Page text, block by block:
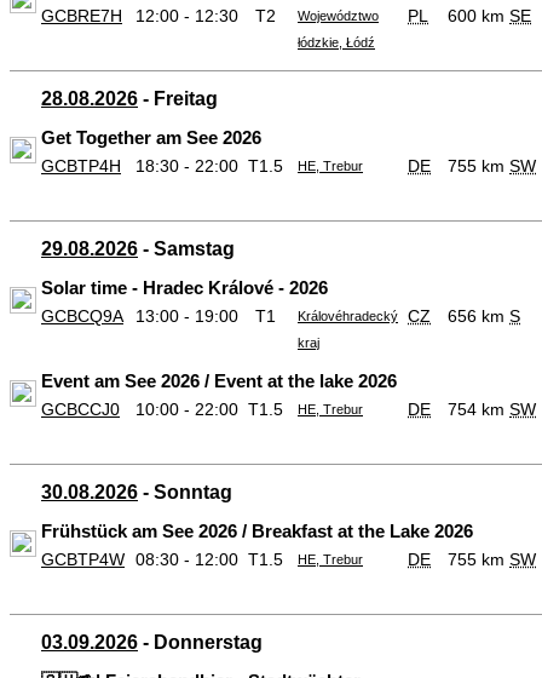
GCBRE7H 12:00 - 12:30 T2
Województwo
łódzkie, Łódź
PL 600 km SE
28.08.2026 - Freitag
Get Together am See 2026
GCBTP4H 18:30 - 22:00 T1.5 HE, Trebur DE 755 km SW
29.08.2026 - Samstag
Solar time - Hradec Králové - 2026
GCBCQ9A 13:00 - 19:00 T1
Královéhradecký
kraj
CZ 656 km S
Event am See 2026 / Event at the lake 2026
GCBCCJ0 10:00 - 22:00 T1.5 HE, Trebur DE 754 km SW
30.08.2026 - Sonntag
Frühstück am See 2026 / Breakfast at the Lake 2026
GCBTP4W 08:30 - 12:00 T1.5 HE, Trebur DE 755 km SW
03.09.2026 - Donnerstag